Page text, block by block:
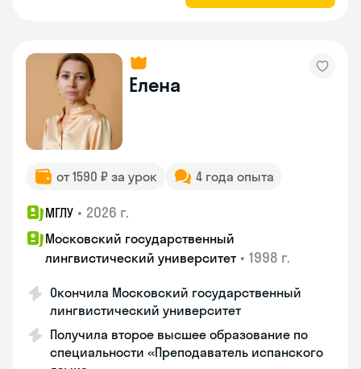
Елена
от 1590 ₽ за урок 4 года опыта
МГЛУ • 2026 г.
Московский государственный
лингвистический университет • 1998 г.
Окончила Московский государственный
лингвистический университет
Получила второе высшее образование по
специальности «Преподаватель испанского